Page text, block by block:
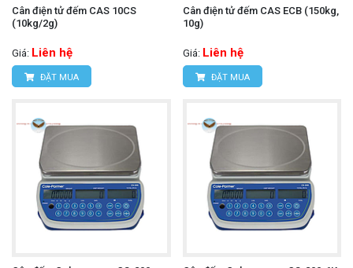
Cân điện tử đếm CAS 10CS
(10kg/2g)
Giá: Liên hệ
ĐẶT MUA
Cân điện tử đếm CAS ECB (150kg,
10g)
Giá: Liên hệ
ĐẶT MUA